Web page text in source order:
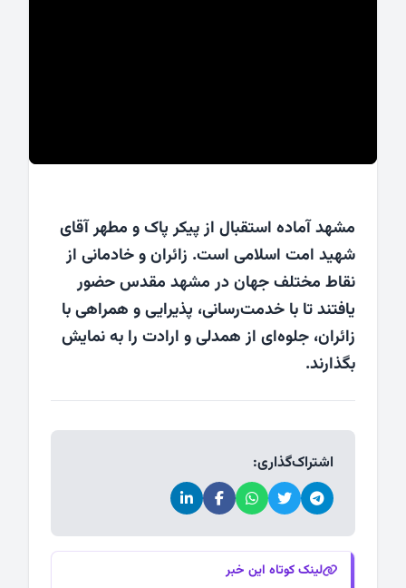
مشهد آماده استقبال از پیکر پاک و مطهر آقای
شهید امت اسلامی است. زائران و خادمانی از
نقاط مختلف جهان در مشهد مقدس حضور
یافتند تا با خدمت‌رسانی، پذیرایی و همراهی با
زائران، جلوه‌ای از همدلی و ارادت را به نمایش
بگذارند.
اشتراک‌گذاری:
لینک کوتاه این خبر